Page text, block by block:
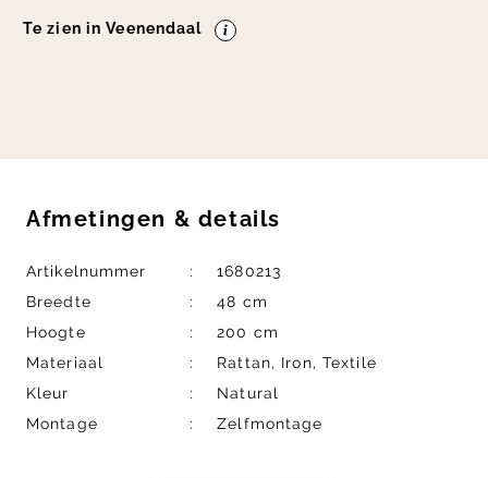
Te zien in Veenendaal
Afmetingen & details
Artikelnummer
1680213
Breedte
48 cm
Hoogte
200 cm
Materiaal
Rattan, Iron, Textile
Kleur
Natural
Montage
Zelfmontage